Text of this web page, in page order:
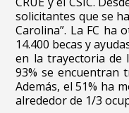
solicitantes que se
Carolina”. La FC ha
14.400 becas y
en la trayectoria de
93% se encuentran
Además, el 51% ha
alrededor de 1/3